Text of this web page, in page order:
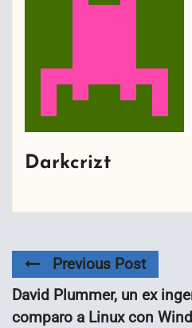
Darkcrizt
Previous Post
David Plummer, un ex
comparo a Linux con